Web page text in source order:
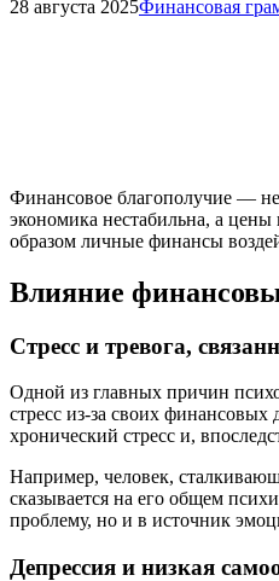
28 августа 2025Финансовая
Финансовое благополучие —
экономика нестабильна, а
образом личные финансы
Влияние
Стресс и тревога,
Одной из главных причин
стресс из-за своих
хронический стресс и,
Например, человек,
сказывается на его общем
проблему, но и в источник
Депрессия и низкая